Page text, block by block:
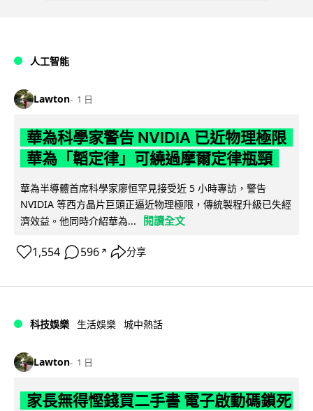
人工智能
Lawton 1 日
華為科學家警告 NVIDIA 已近物理極限
華為「韜定律」可繞過摩爾定律瓶頸
華為半導體首席科學家廖恒罕見接受近 5 小時專訪，警告
NVIDIA 等西方晶片巨頭正逼近物理極限，傳統製程升級已失經
濟效益。他同時介紹華為...
閱讀全文
1,554 596 ↗ 分享
科技娛樂 生活娛樂 城中熱話
Lawton 1 日
家長無得慳錢買二手書 電子啟動碼鎖死